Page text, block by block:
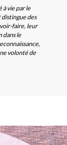
à vie par le
des
faire, leur
dans le
volonté de